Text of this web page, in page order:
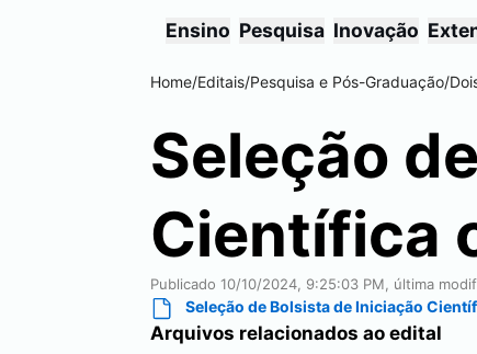
Ensino Pesquisa Inovação
Home/Editais/Pesquisa e Pós-Graduação/
Seleção
Científica
Publicado 10/10/2024, 9:25:03 PM , última
Seleção de Bolsista de Iniciação
Arquivos relacionados ao edital